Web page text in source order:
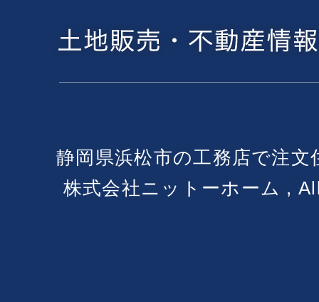
静岡県浜松市の工務店で注
株式会社ニットーホーム ,